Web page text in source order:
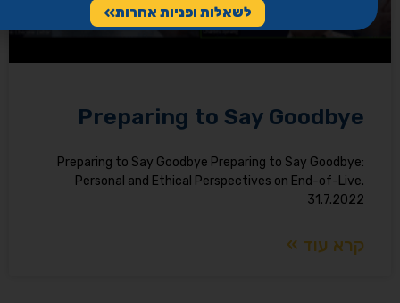
Preparing to Say Goodbye
Preparing to Say Goodbye Preparing to Say Goodbye:
Personal and Ethical Perspectives on End-of-Live.
31.7.2022
קרא עוד »
לשאלות ופניות אחרות